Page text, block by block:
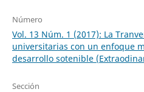
Número
Vol. 13 Núm. 1 (2017): La
universitarias con un enfoque
desarrollo sotenible
Sección